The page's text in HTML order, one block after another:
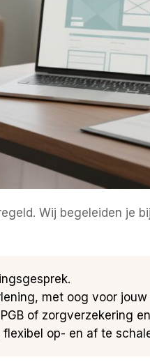
Wij begeleiden je
met oog voor
of zorgverzekering
op- en af te